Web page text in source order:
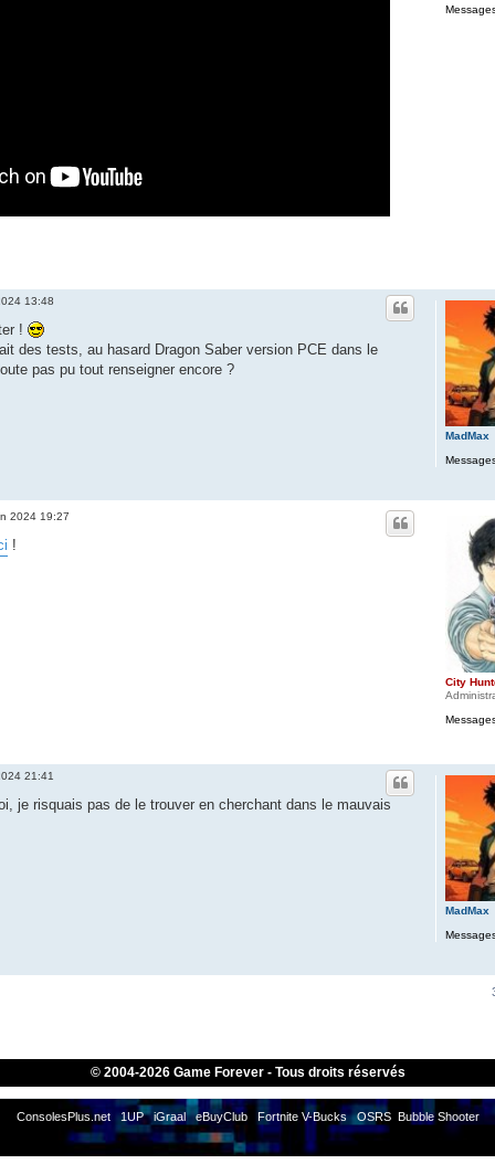
MadMax
13:48
!
des tests, au hasard Dragon Saber version PCE dans le
pas pu tout renseigner encore ?
City
2024 19:27
!
MadMax
21:41
je risquais pas de le trouver en cherchant dans le mauvais
© 2004-2026 Game Forever - Tous droits réservés
ConsolesPlus.net 1UP iGraal eBuyClub Fortnite V-Bucks OSRS Bubble Shooter